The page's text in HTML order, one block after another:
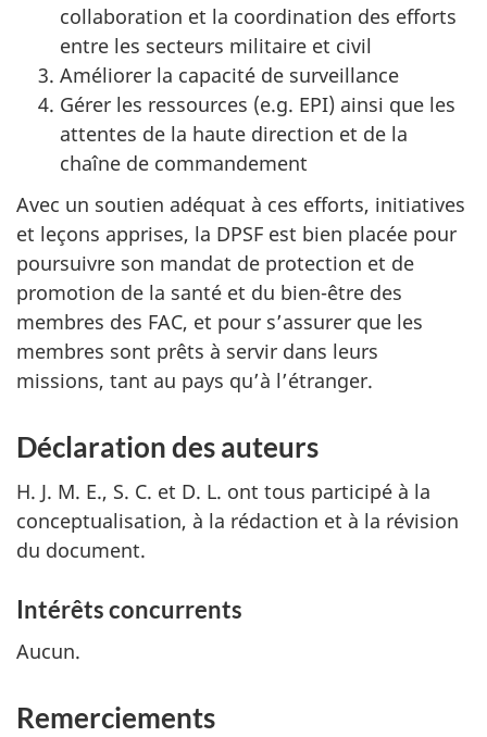
collaboration et la coordination des efforts
entre les secteurs militaire et civil
Améliorer la capacité de surveillance
Gérer les ressources (e.g. EPI) ainsi que les
attentes de la haute direction et de la
chaîne de commandement
Avec un soutien adéquat à ces efforts, initiatives
et leçons apprises, la DPSF est bien placée pour
poursuivre son mandat de protection et de
promotion de la santé et du bien-être des
membres des FAC, et pour s’assurer que les
membres sont prêts à servir dans leurs
missions, tant au pays qu’à l’étranger.
Déclaration des auteurs
H. J. M. E., S. C. et D. L. ont tous participé à la
conceptualisation, à la rédaction et à la révision
du document.
Intérêts concurrents
Aucun.
Remerciements